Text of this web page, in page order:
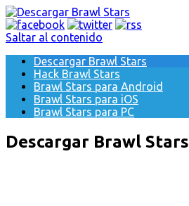
Saltar al contenido
Descargar Brawl Stars
Hack Brawl Stars
Brawl Stars para Android
Brawl Stars para iOS
Brawl Stars para PC
Descargar Brawl Stars